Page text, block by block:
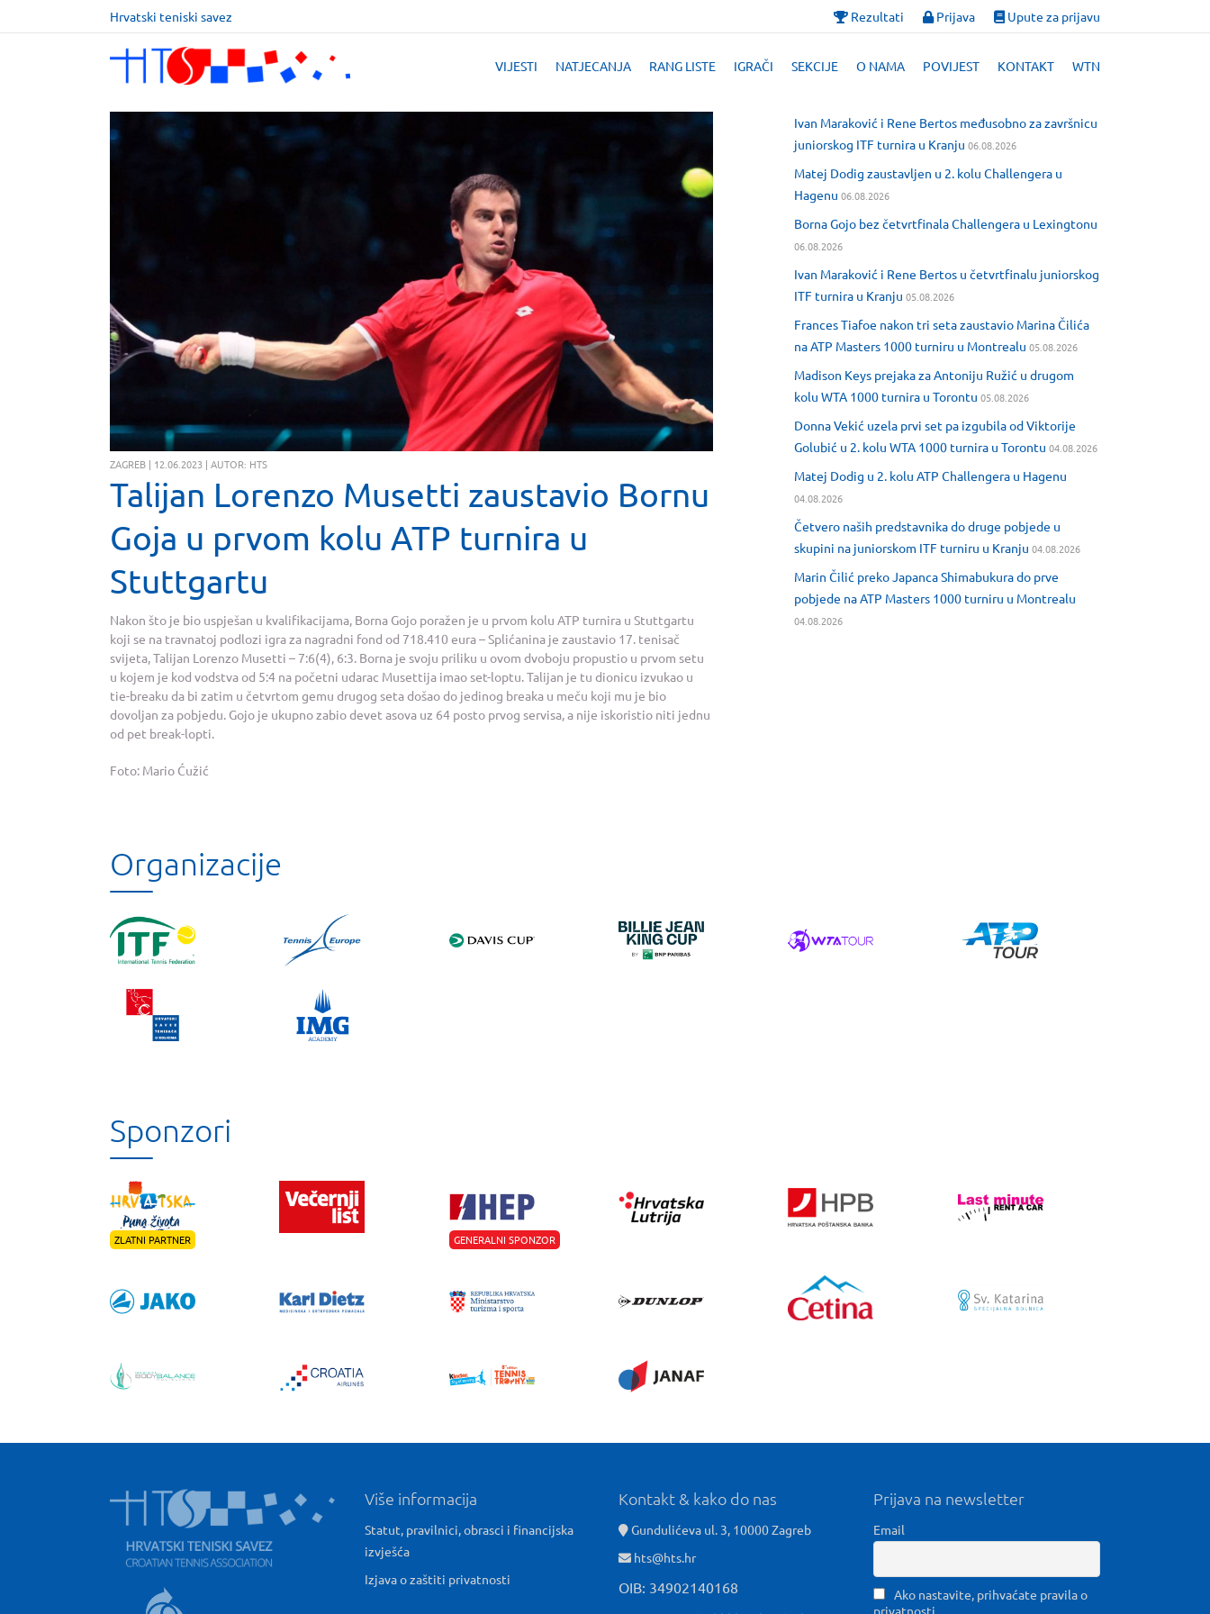
Hrvatski teniski savez Rezultati Prijava Upute za prijavu
VIJESTI NATJECANJA RANG LISTE IGRAČI SEKCIJE O NAMA POVIJEST KONTAKT WTN
ZAGREB | 12.06.2023 | AUTOR: HTS
Talijan Lorenzo Musetti zaustavio Bornu
Goja u prvom kolu ATP turnira u
Stuttgartu
Nakon što je bio uspješan u kvalifikacijama, Borna Gojo poražen je u prvom kolu ATP turnira u Stuttgartu
koji se na travnatoj podlozi igra za nagradni fond od 718.410 eura – Splićanina je zaustavio 17. tenisač
svijeta, Talijan Lorenzo Musetti – 7:6(4), 6:3. Borna je svoju priliku u ovom dvoboju propustio u prvom setu
u kojem je kod vodstva od 5:4 na početni udarac Musettija imao set-loptu. Talijan je tu dionicu izvukao u
tie-breaku da bi zatim u četvrtom gemu drugog seta došao do jedinog breaka u meču koji mu je bio
dovoljan za pobjedu. Gojo je ukupno zabio devet asova uz 64 posto prvog servisa, a nije iskoristio niti jednu
od pet break-lopti.
Foto: Mario Ćužić
Ivan Maraković i Rene Bertos međusobno za završnicu
juniorskog ITF turnira u Kranju 06.08.2026
Matej Dodig zaustavljen u 2. kolu Challengera u
Hagenu 06.08.2026
Borna Gojo bez četvrtfinala Challengera u Lexingtonu
06.08.2026
Ivan Maraković i Rene Bertos u četvrtfinalu juniorskog
ITF turnira u Kranju 05.08.2026
Frances Tiafoe nakon tri seta zaustavio Marina Čilića
na ATP Masters 1000 turniru u Montrealu 05.08.2026
Madison Keys prejaka za Antoniju Ružić u drugom
kolu WTA 1000 turnira u Torontu 05.08.2026
Donna Vekić uzela prvi set pa izgubila od Viktorije
Golubić u 2. kolu WTA 1000 turnira u Torontu 04.08.2026
Matej Dodig u 2. kolu ATP Challengera u Hagenu
04.08.2026
Četvero naših predstavnika do druge pobjede u
skupini na juniorskom ITF turniru u Kranju 04.08.2026
Marin Čilić preko Japanca Shimabukura do prve
pobjede na ATP Masters 1000 turniru u Montrealu
04.08.2026
Organizacije
Sponzori
ZLATNI PARTNER GENERALNI SPONZOR
Više informacija
Statut, pravilnici, obrasci i financijska
izvješća
Izjava o zaštiti privatnosti
Kontakt & kako do nas
Gundulićeva ul. 3, 10000 Zagreb
hts@hts.hr
OIB: 34902140168
Prijava na newsletter
Email
Ako nastavite, prihvaćate pravila o
privatnosti